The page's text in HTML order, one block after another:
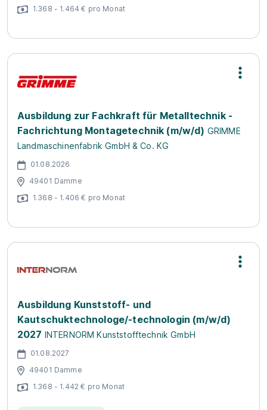
1.368 - 1.464 € pro Monat
Ausbildung zur Fachkraft für Metalltechnik -
Fachrichtung Montagetechnik (m/w/d) GRIMME
Landmaschinenfabrik GmbH & Co. KG
01.08.2026
49401 Damme
1.368 - 1.406 € pro Monat
Ausbildung Kunststoff- und
Kautschuktechnologe/-technologin (m/w/d)
2027 INTERNORM Kunststofftechnik GmbH
01.08.2027
49401 Damme
1.368 - 1.442 € pro Monat